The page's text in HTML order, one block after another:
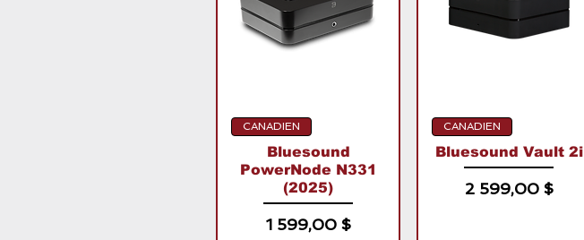
CANADIEN
Bluesound
PowerNode N331
(2025)
Prix
1 599,00 $
CANADIEN
Bluesound Vault 2i
Prix
2 599,00 $